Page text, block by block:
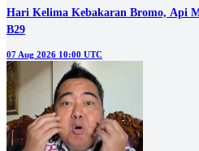
Hari Kelima Kebakaran Bromo, Api
B29
07 Aug 2026 10:00 UTC